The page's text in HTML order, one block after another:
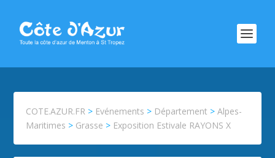
COTE.AZUR.FR > Evénements > Département >Alpes-
Maritimes > Grasse > Exposition Estivale RAYONS X